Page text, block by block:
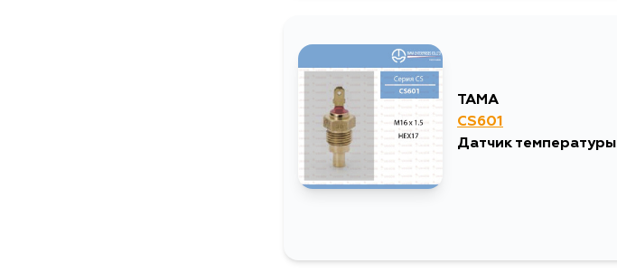
TAMA
CS601
Датчик температуры